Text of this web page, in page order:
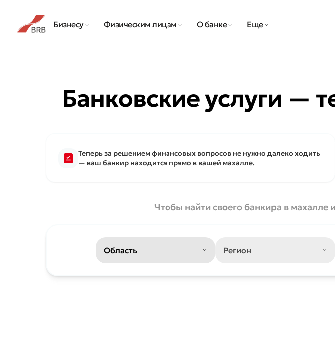
Бизнесу Физическим лицам О банке Еще
Оцените качество
Банковские услуги —
Теперь за решением финансовых вопросов не нужно далеко ходить
— ваш банкир находится прямо в вашей махалле.
Чтобы найти своего банкира в махалле